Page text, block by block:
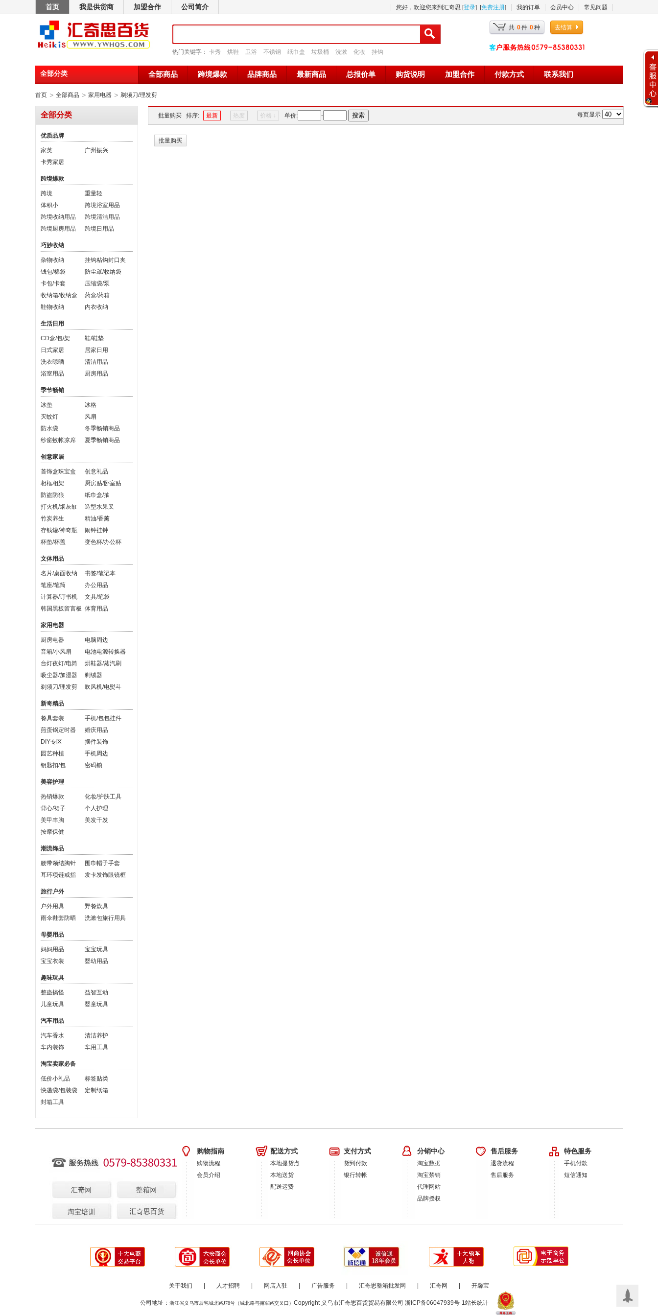
首页 我是供货商 加盟合作 公司简介 常见问题
会员中心
我的订单
您好，欢迎您来到汇奇思 [登录] [免费注册]
热门关键字： 卡秀 烘鞋 卫浴 不锈钢 纸巾盒 垃圾桶 洗漱 化妆 挂钩
共 0件 0种 去结算
全部分类 全部商品 跨境爆款 品牌商品 最新商品 总报价单 购货说明 加盟合作 付款方式 联系我们
首页 > 全部商品 > 家用电器 > 剃须刀/理发剪
全部分类
优质品牌
家英
广州振兴
卡秀家居
跨境爆款
跨境
重量轻
体积小
跨境浴室用品
跨境收纳用品
跨境清洁用品
跨境厨房用品
跨境日用品
巧妙收纳
杂物收纳
挂钩粘钩封口夹
钱包/棉袋
防尘罩/收纳袋
卡包/卡套
压缩袋/泵
收纳箱/收纳盒
药盒/药箱
鞋物收纳
内衣收纳
生活日用
CD盒/包/架
鞋/鞋垫
日式家居
居家日用
洗衣晾晒
清洁用品
浴室用品
厨房用品
季节畅销
冰垫
冰格
灭蚊灯
风扇
防水袋
冬季畅销商品
纱窗蚊帐凉席
夏季畅销商品
创意家居
首饰盒珠宝盒
创意礼品
相框相架
厨房贴/卧室贴
防盗防狼
纸巾盒/抽
打火机/烟灰缸
造型水果叉
竹炭养生
精油/香薰
存钱罐/神奇瓶
闹钟挂钟
杯垫/杯盖
变色杯/办公杯
文体用品
名片/桌面收纳
书签/笔记本
笔座/笔筒
办公用品
计算器/订书机
文具/笔袋
韩国黑板留言板 体育用品
家用电器
厨房电器
电脑周边
音箱/小风扇
电池电源转换器
台灯夜灯/电筒
烘鞋器/蒸汽刷
吸尘器/加湿器
剃绒器
剃须刀/理发剪
吹风机/电熨斗
新奇精品
餐具套装
手机/包包挂件
煎蛋锅定时器
婚庆用品
DIY专区
摆件装饰
园艺种植
手机周边
钥匙扣/包
密码锁
美容护理
热销爆款
化妆/护肤工具
背心/裙子
个人护理
美甲丰胸
美发干发
按摩保健
潮流饰品
腰带领结胸针
围巾帽子手套
耳环项链戒指
发卡发饰眼镜框
旅行户外
户外用具
野餐炊具
雨伞鞋套防晒
洗漱包旅行用具
母婴用品
妈妈用品
宝宝玩具
宝宝衣装
婴幼用品
趣味玩具
整蛊搞怪
益智互动
儿童玩具
婴童玩具
汽车用品
汽车香水
清洁养护
车内装饰
车用工具
淘宝卖家必备
低价小礼品
标签贴类
快递袋/包装袋
定制纸箱
封箱工具
批量购买 排序: 最新 热度 价格 ↓ 单价: - 每页显示
批量购买
购物指南
购物流程
会员介绍
配送方式
本地提货点
本地送货
配送运费
支付方式
货到付款
银行转帐
分销中心
淘宝数据
淘宝禁销
代理网站
品牌授权
售后服务
退货流程
售后服务
特色服务
手机付款
短信通知
关于我们 人才招聘 网店入驻 广告服务 汇奇思整箱批发网 汇奇网 开馨宝
公司地址： 浙江省义乌市后宅城北路J78号（城北路与拥军路交叉口） Copyright 义乌市汇奇思百货贸易有限公司 浙ICP备06047939号-1站长统计
在线客服